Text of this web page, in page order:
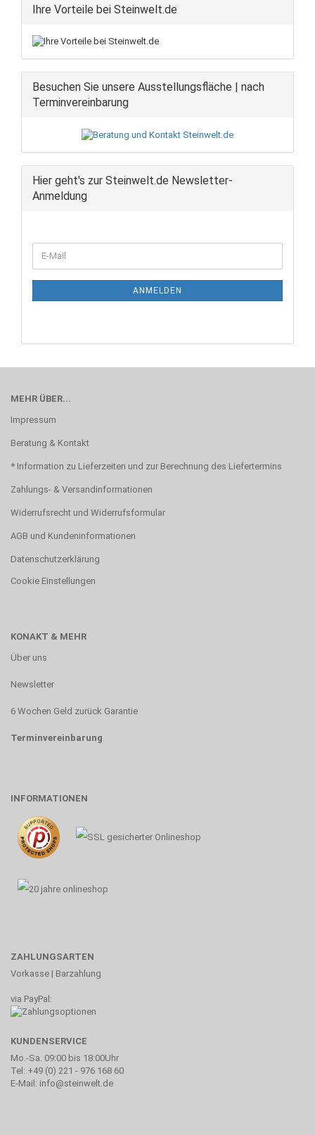
Ihre Vorteile bei Steinwelt.de
Besuchen Sie unsere Ausstellungsfläche | nach
Terminvereinbarung
Hier geht's zur Steinwelt.de Newsletter-
Anmeldung
ZUR
NEWSLETTER-
E-
Mail
ANMELDEN
MEHR ÜBER...
Impressum
Beratung & Kontakt
* Information zu Lieferzeiten und zur Berechnung des Liefertermins
Zahlungs- & Versandinformationen
Widerrufsrecht und Widerrufsformular
AGB und Kundeninformationen
Datenschutzerklärung
Cookie Einstellungen
KONAKT & MEHR
Über uns
Newsletter
6 Wochen Geld zurück Garantie
Terminvereinbarung
INFORMATIONEN
ZAHLUNGSARTEN
Vorkasse | Barzahlung
via PayPal:
KUNDENSERVICE
Mo.-Sa. 09:00 bis 18:00Uhr
Tel: +49 (0) 221 - 976 168 60
E-Mail: info@steinwelt.de